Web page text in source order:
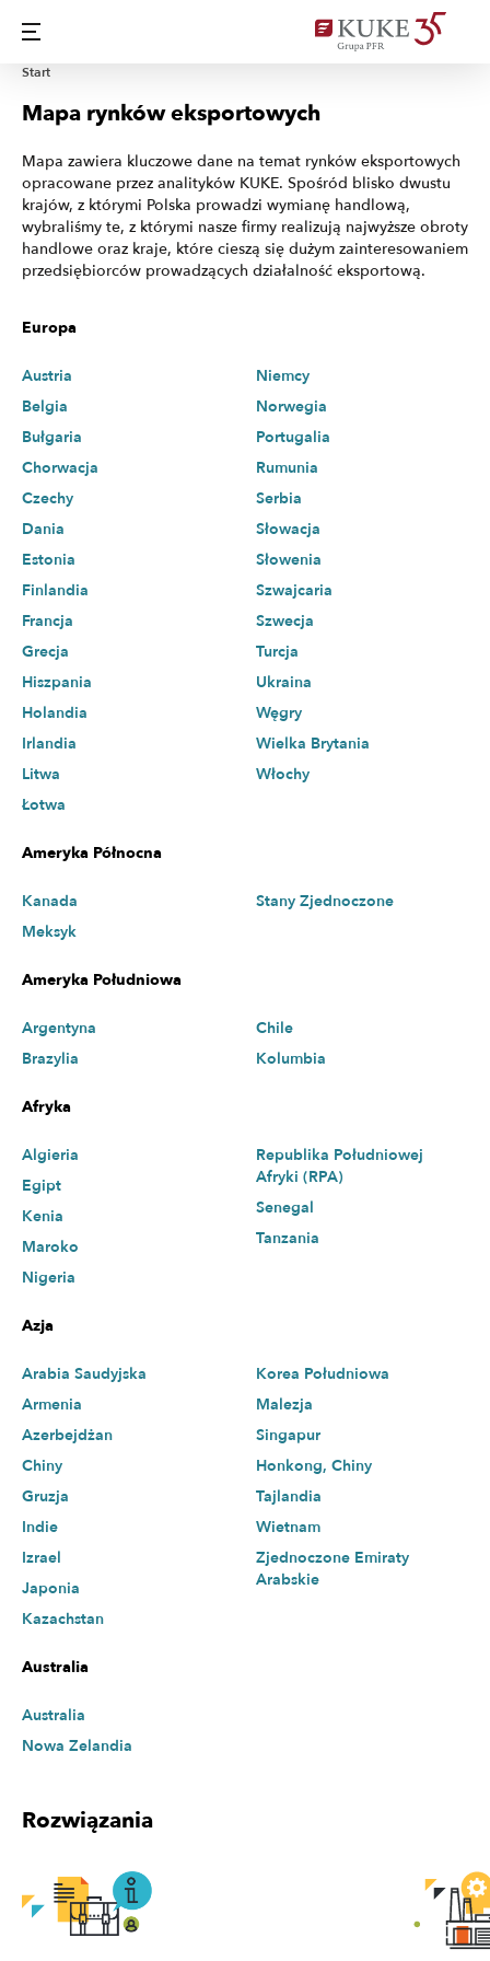
Start
Mapa rynków eksportowych
Mapa zawiera kluczowe dane na temat rynków eksportowych
opracowane przez analityków KUKE. Spośród blisko dwustu
krajów, z którymi Polska prowadzi wymianę handlową,
wybraliśmy te, z którymi nasze firmy realizują najwyższe obroty
handlowe oraz kraje, które cieszą się dużym zainteresowaniem
przedsiębiorców prowadzących działalność eksportową.
Europa
Austria
Belgia
Bułgaria
Chorwacja
Czechy
Dania
Estonia
Finlandia
Francja
Grecja
Hiszpania
Holandia
Irlandia
Litwa
Łotwa
Niemcy
Norwegia
Portugalia
Rumunia
Serbia
Słowacja
Słowenia
Szwajcaria
Szwecja
Turcja
Ukraina
Węgry
Wielka Brytania
Włochy
Ameryka Północna
Kanada
Meksyk
Stany Zjednoczone
Ameryka Południowa
Argentyna
Brazylia
Chile
Kolumbia
Afryka
Algieria
Egipt
Kenia
Maroko
Nigeria
Republika Południowej
Afryki (RPA)
Senegal
Tanzania
Azja
Arabia Saudyjska
Armenia
Azerbejdżan
Chiny
Gruzja
Indie
Izrael
Japonia
Kazachstan
Korea Południowa
Malezja
Singapur
Honkong, Chiny
Tajlandia
Wietnam
Zjednoczone Emiraty
Arabskie
Australia
Australia
Nowa Zelandia
Rozwiązania